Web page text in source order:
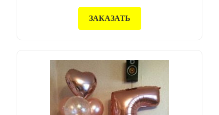
ЗАКАЗАТЬ